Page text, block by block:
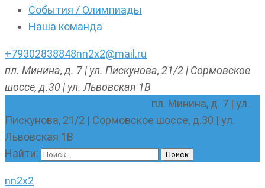
События / Олимпиады
Наша команда
+79302838848nn2x2@mail.ru
пл. Минина, д. 7 | ул. Пискунова, 21/2 | Сормовское
шоссе, д.30 | ул. Львовская 1В
пл. Минина, д. 7 | ул.
Пискунова, 21/2 | Сормовское шоссе, д.30 | ул.
Львовская 1В
Найти:
nn2x2